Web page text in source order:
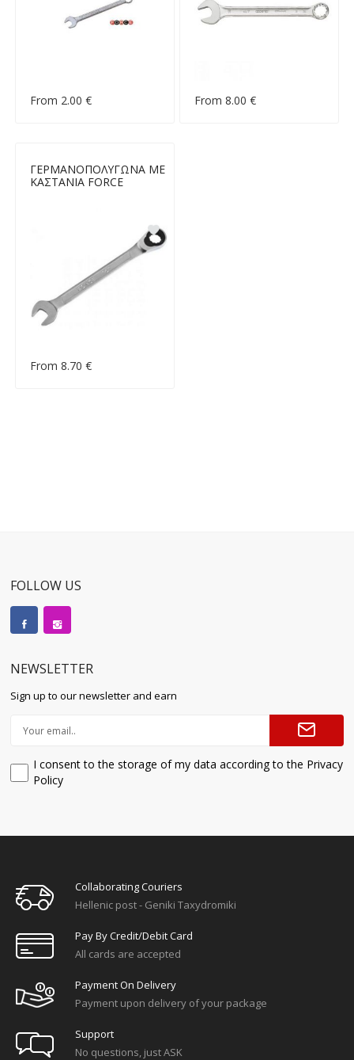
From 2.00 € From 8.00 €
ΓΕΡΜΑΝΟΠΟΛΥΓΩΝΑ ΜΕ
ΚΑΣΤΑΝΙΑ FORCE
From 8.70 €
FOLLOW US
NEWSLETTER
Sign up to our newsletter and earn
I consent to the storage of my data according to the Privacy
Policy
Collaborating Couriers
Hellenic post - Geniki Taxydromiki
Pay By Credit/debit Card
All cards are accepted
Payment On Delivery
Payment upon delivery of your package
Support
No questions, just ASK